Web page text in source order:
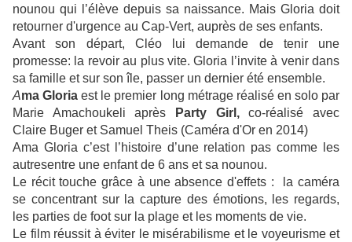
nounou qui l’élève depuis sa naissance. Mais Gloria doit
retourner d'urgence au Cap-Vert, auprès de ses enfants.
Avant son départ, Cléo lui demande de tenir une
promesse: la revoir au plus vite.Gloria l’invite à venir dans
sa famille et sur son île, passer un dernier été ensemble.
AmaGloria est le premier long métrage réalisé en solo par
Marie Amachoukeli après
Party Girl,co-réalisé avec
Claire Buger et Samuel Theis (Caméra d'Or en 2014)
Ama Gloria c’est l’histoire d’une relation pas comme les
autresentre une enfant de 6 ans et sa nounou.
Le récit touche grâce à une absence d'effets : la caméra
se concentrant sur la capture des émotions, les regards,
les parties de foot sur la plage et les moments de vie.
Le film réussit à éviter le misérabilisme et le voyeurisme et